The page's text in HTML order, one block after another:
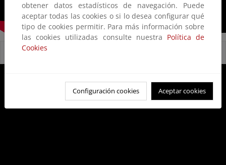
Reservas Naturales Fluviales
obtener datos estadísticos de navegación. Puede
aceptar todas las cookies o si lo desea configurar qué
tipo de cookies permitir. Para más información sobre
las cookies utilizadas consulte nuestra Política de
Cookies
Configuración cookies Aceptar cookies